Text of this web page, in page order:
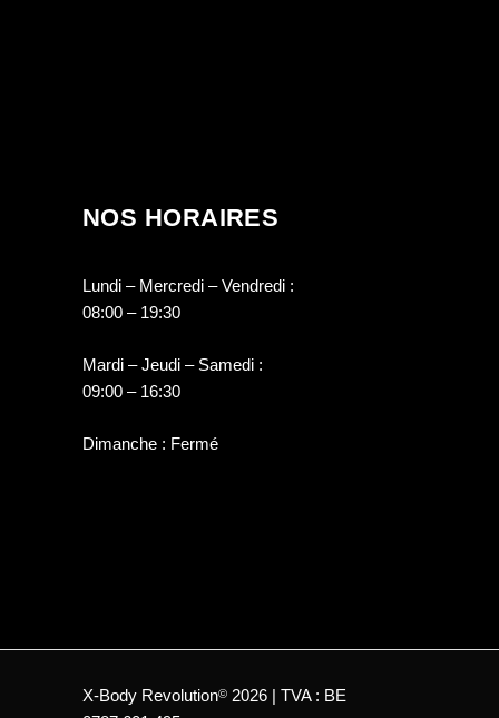
NOS HORAIRES
Lundi – Mercredi – Vendredi :
08:00 – 19:30
Mardi – Jeudi – Samedi :
09:00 – 16:30
Dimanche : Fermé
X-Body Revolution© 2026 | TVA : BE